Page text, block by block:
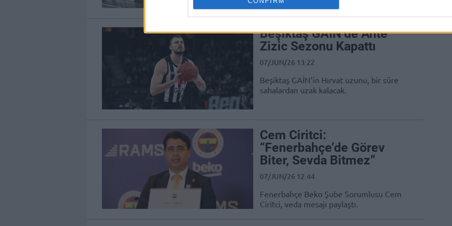
olaylardan dolayı şikayette bulundu.
Beşiktaş GAİN’de Ante
Zizic Sezonu Kapattı
07/JUN/26 13:22
Beşiktaş GAİN’in Hırvat uzunu, bir süre
sahalardan uzak kalacak.
Cem Ciritci:
“Fenerbahçe’de Görev
Biter, Sevda Bitmez”
07/JUN/26 12:44
Fenerbahçe Beko Şube Sorumlusu Cem
Ciritci, veda mesajı paylaştı.